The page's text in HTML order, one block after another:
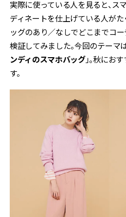
実際に使っている人を見ると、ス
ディネートを仕上げている人がた
ッグのあり／なしでどこまでコー
検証してみました。今回のテーマ
ンディのスマホバッグ」。秋にお
す。